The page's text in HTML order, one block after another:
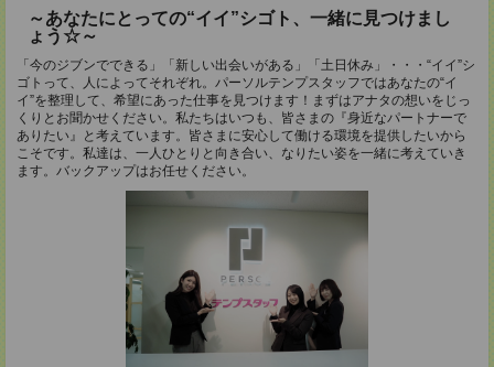
～あなたにとっての“イイ”シゴト、一緒に見つけまし
ょう☆～
「今のジブンでできる」「新しい出会いがある」「土日休み」・・・“イイ”シ
ゴトって、人によってそれぞれ。パーソルテンプスタッフではあなたの“イ
イ”を整理して、希望にあった仕事を見つけます！まずはアナタの想いをじっ
くりとお聞かせください。私たちはいつも、皆さまの『身近なパートナーで
ありたい』と考えています。皆さまに安心して働ける環境を提供したいから
こそです。私達は、一人ひとりと向き合い、なりたい姿を一緒に考えていき
ます。バックアップはお任せください。